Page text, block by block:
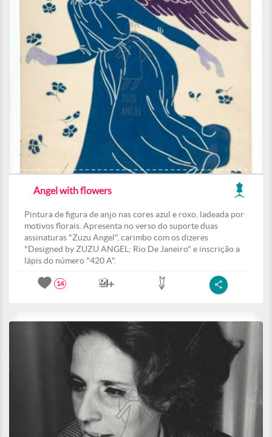
Angel with flowers
Pintura de figura de anjo nas cores azul e roxo, ladeada por
motivos florais. Apresenta no verso do suporte duas
assinaturas "Zuzu Angel", carimbo com os dizeres
"Designed by ZUZU ANGEL; Rio De Janeiro" e inscrição a
lápis do número "420 A".
14